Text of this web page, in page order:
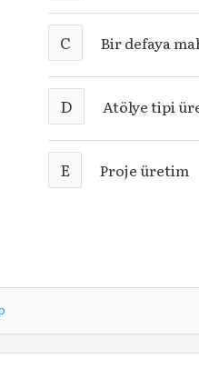
C Bir defaya
D Atölye tipi
E Proje üretim